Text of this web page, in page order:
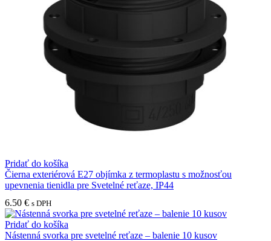
Pridať do košíka
Čierna exteriérová E27 objímka z termoplastu s možnosťou
upevnenia tienidla pre Svetelné reťaze, IP44
6.50 € s DPH
Pridať do košíka
Nástenná svorka pre svetelné reťaze – balenie 10 kusov